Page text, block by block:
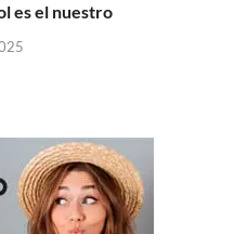
es el nuestro